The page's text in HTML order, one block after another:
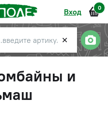
Вход 0
✕
и